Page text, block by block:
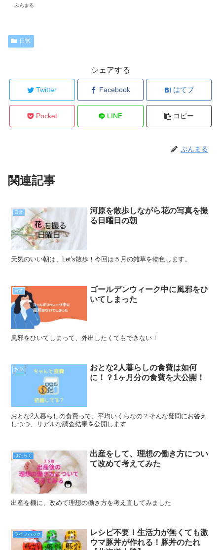
ぷんまる
日常
シェアする
Twitter Facebook はてブ
Pocket LINE コピー
ぷんまる
関連記事
日常
河原を散歩しながら花の写真を撮
る日曜日の朝
天気のいい朝は、Let's散歩！今回は５月の雑草を物色します。
日常
ゴールデンウィーク中に風邪をひ
いてしまった
風邪をひいてしまって、外出したくてもできない！
お金
おとな2人暮らしの食費は如何
に！？1ヶ月分の食費を大公開！
おとな2人暮らしの食費って、平均いくらなの？そんな疑問にお答え
しつつ、リアルな調査結果を公開します
はたらく
出産をして、理想の働き方につい
て改めて考えてみた
出産を機に、改めて理想の働き方を考え直してみました
ライフハック
レシピ不要！生活力が無くても激
ウマ豚丼が作れる！豚丼のたれ